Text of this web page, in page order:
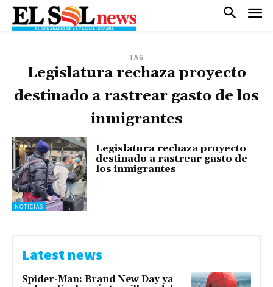
TAG
Legislatura rechaza proyecto
destinado a rastrear gasto de los
inmigrantes
NOTICIAS
Legislatura rechaza proyecto
destinado a rastrear gasto de
los inmigrantes
Latest news
Spider-Man: Brand New Day ya